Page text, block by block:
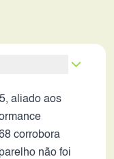
aliado aos
corrobora
não foi